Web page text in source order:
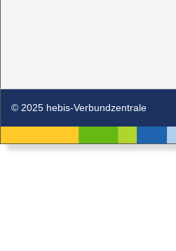
© 2025 hebis-Verbundzentrale